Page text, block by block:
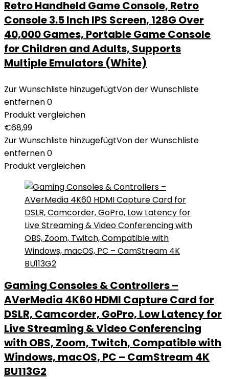
Retro Handheld Game Console, Retro
Console 3.5 Inch IPS Screen, 128G Over
40,000 Games, Portable Game Console
for Children and Adults, Supports
Multiple Emulators (White)
Zur Wunschliste hinzugefügtVon der Wunschliste
entfernen0
Produkt vergleichen
€68,99
Zur Wunschliste hinzugefügtVon der Wunschliste
entfernen0
Produkt vergleichen
Gaming Consoles & Controllers –
AVerMedia 4K60 HDMI Capture Card for
DSLR, Camcorder, GoPro, Low Latency for
Live Streaming & Video Conferencing
with OBS, Zoom, Twitch, Compatible with
Windows, macOS, PC – CamStream 4K
BU113G2